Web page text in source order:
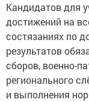
Кандидатов для
достижений на
состязаниях по
результатов
сборов, военно-
регионального
и выполнения